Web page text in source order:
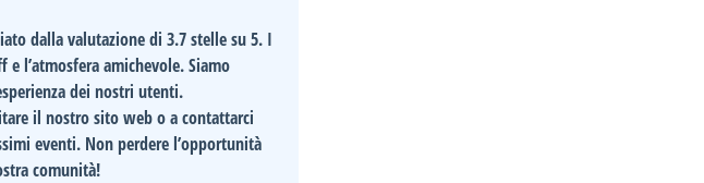
dalla valutazione di3.7 stellesu 5. I
l’atmosfera amichevole. Siamo
dei nostri utenti.
il nostro sito web o a contattarci
eventi. Non perdere l’opportunità
comunità!